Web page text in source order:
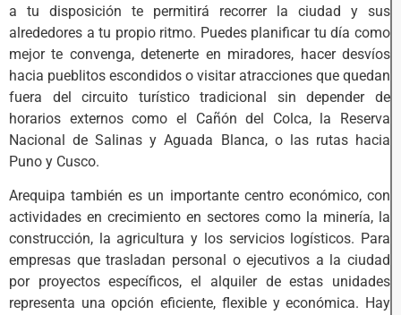
a tu disposición te permitirá recorrer la ciudad y sus
alrededores a tu propio ritmo. Puedes planificar tu día como
mejor te convenga, detenerte en miradores, hacer desvíos
hacia pueblitos escondidos o visitar atracciones que quedan
fuera del circuito turístico tradicional sin depender de
horarios externos como el Cañón del Colca, la Reserva
Nacional de Salinas y Aguada Blanca, o las rutas hacia
Puno y Cusco.
Arequipa también es un importante centro económico, con
actividades en crecimiento en sectores como la minería, la
construcción, la agricultura y los servicios logísticos. Para
empresas que trasladan personal o ejecutivos a la ciudad
por proyectos específicos, el alquiler de estas unidades
representa una opción eficiente, flexible y económica. Hay